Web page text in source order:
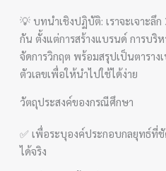
💡 บทนำเชิงปฏิบัติ: เราจะเจาะลึ
กัน ตั้งแต่การสร้างแบรนด์ การบริ
จัดการวิกฤต พร้อมสรุปเป็นตาราง
ตัวเลขเพื่อให้นำไปใช้ได้ง่าย
วัตถุประสงค์ของกรณีศึกษา
✅ เพื่อระบุองค์ประกอบกลยุทธ์ที่
ได้จริง